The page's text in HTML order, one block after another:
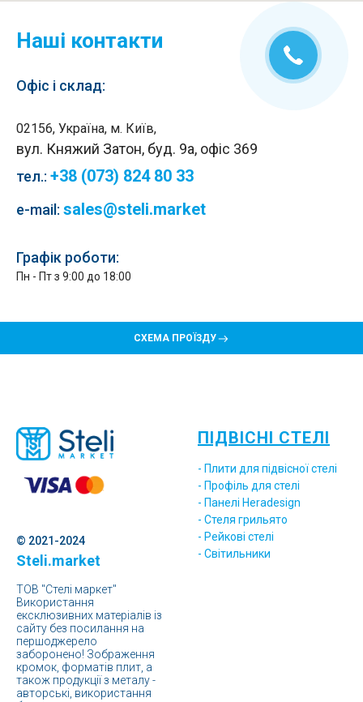
Наші контакти
Офіс і склад:
02156, Україна, м. Київ,
вул. Княжий Затон, буд. 9а, офіс 369
тел.: +38 (073) 824 80 33
e-mail: sales@steli.market
Графік роботи:
Пн - Пт з 9:00 до 18:00
СХЕМА ПРОЇЗДУ
© 2021-2024
Steli.market
ТОВ "Стелі маркет"
Використання
ексклюзивних матеріалів із
сайту без посилання на
першоджерело
заборонено! Зображення
кромок, форматів плит, а
також продукції з металу -
авторські, використання
ПІДВІСНІ СТЕЛІ
- Плити для підвісної стелі
- Профіль для стелі
- Панелі Heradesign
- Стеля грильято
- Рейкові стелі
- Світильники